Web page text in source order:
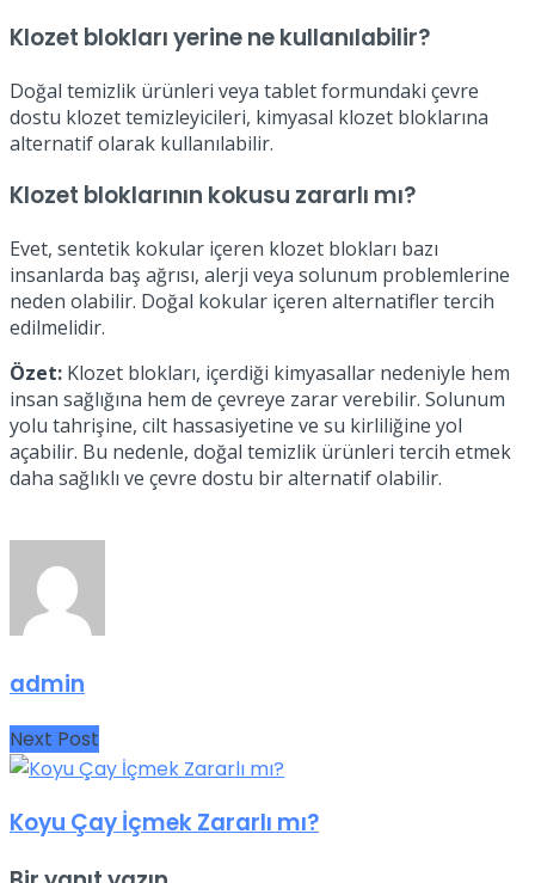
Klozet blokları yerine ne kullanılabilir?
Doğal temizlik ürünleri veya tablet formundaki çevre
dostu klozet temizleyicileri, kimyasal klozet bloklarına
alternatif olarak kullanılabilir.
Klozet bloklarının kokusu zararlı mı?
Evet, sentetik kokular içeren klozet blokları bazı
insanlarda baş ağrısı, alerji veya solunum problemlerine
neden olabilir. Doğal kokular içeren alternatifler tercih
edilmelidir.
Özet: Klozet blokları, içerdiği kimyasallar nedeniyle hem
insan sağlığına hem de çevreye zarar verebilir. Solunum
yolu tahrişine, cilt hassasiyetine ve su kirliliğine yol
açabilir. Bu nedenle, doğal temizlik ürünleri tercih etmek
daha sağlıklı ve çevre dostu bir alternatif olabilir.
admin
Next Post
Koyu Çay İçmek Zararlı mı?